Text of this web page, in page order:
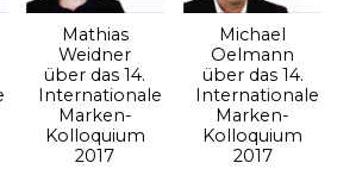
Mathias
Weidner
über das 14.
Internationale
Marken-
Kolloquium
2017
Michael
Oelmann
über das 14.
Internationale
Marken-
Kolloquium
2017